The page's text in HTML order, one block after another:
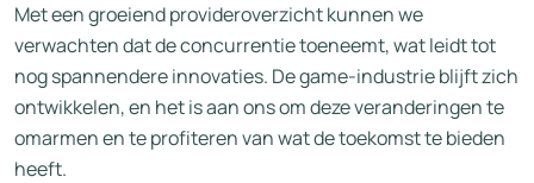
Met een groeiend provideroverzicht kunnen we
verwachten dat de concurrentie toeneemt, wat leidt tot
nog spannendere innovaties. De game-industrie blijft zich
ontwikkelen, en het is aan ons om deze veranderingen te
omarmen en te profiteren van wat de toekomst te bieden
heeft.